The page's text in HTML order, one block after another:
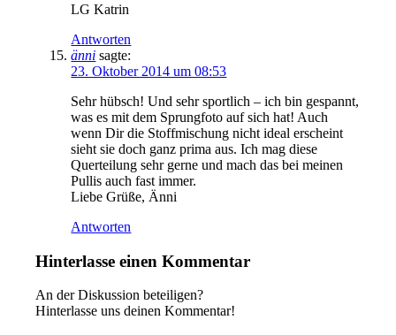
LG Katrin
Antworten
änni sagte:
23. Oktober 2014 um 08:53
Sehr hübsch! Und sehr sportlich – ich bin gespannt,
was es mit dem Sprungfoto auf sich hat! Auch
wenn Dir die Stoffmischung nicht ideal erscheint
sieht sie doch ganz prima aus. Ich mag diese
Querteilung sehr gerne und mach das bei meinen
Pullis auch fast immer.
Liebe Grüße, Änni
Antworten
Hinterlasse einen Kommentar
An der Diskussion beteiligen?
Hinterlasse uns deinen Kommentar!